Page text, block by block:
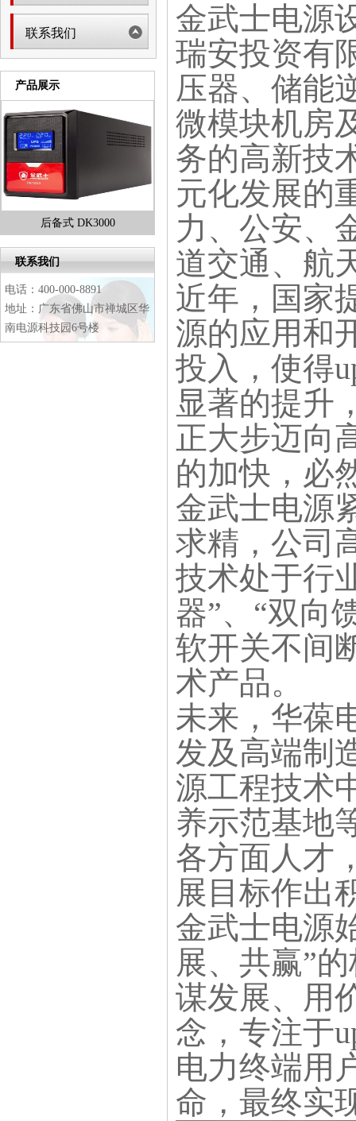
联系我们
产品展示
后备式 DK3000 金武士高频ST单进单出系列
3
4
联系我们
电话：400-000-8891
地址：广东省佛山市禅城区华
南电源科技园6号楼
金武士电源
瑞安投资有
压器、储能
微模块机房
务的高新技
元化发展的
力、公安、
道交通、航
近年，国家
源的应用和
投入，使得
显著的提升
正大步迈向
的加快，必
金武士电源
求精，公司
技术处于行
器”、“双向
软开关不间
术产品。
未来，华葆
发及高端制
源工程技术
养示范基地
各方面人才
展目标作出
金武士电源
展、共赢”
谋发展、用
念，专注于
电力终端用
命，最终实